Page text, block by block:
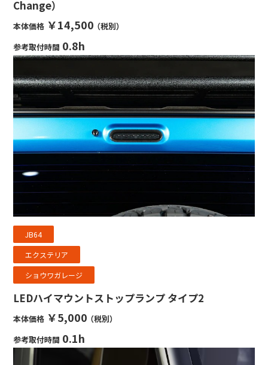
Change）
本体価格 ￥14,500 （税別）
参考取付時間 0.8h
JB64
エクステリア
ショウワガレージ
LEDハイマウントストップランプ タイプ2
本体価格 ￥5,000 （税別）
参考取付時間 0.1h